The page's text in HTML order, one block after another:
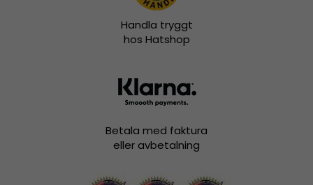
Handla tryggt
hos Hatshop
Betala med faktura
eller avbetalning